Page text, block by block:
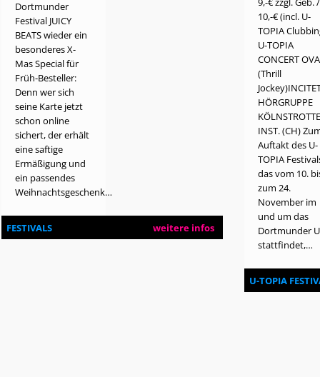
Dortmunder
Festival JUICY
BEATS wieder ein
besonderes X-
Mas Special für
Früh-Besteller:
Denn wer sich
seine Karte jetzt
schon online
sichert, der erhält
eine saftige
Ermäßigung und
ein passendes
Weihnachtsgeschenk…
FESTIVALS weitere infos
10,-€ (incl. U-
TOPIA
U-TOPIA
CONCERT
(Thrill
HÖRGRUPPE
INST. (CH)
Auftakt des U-
TOPIA
das vom 10.
zum 24.
November im
und um das
Dortmunder U
stattfindet,…
U-TOPIA